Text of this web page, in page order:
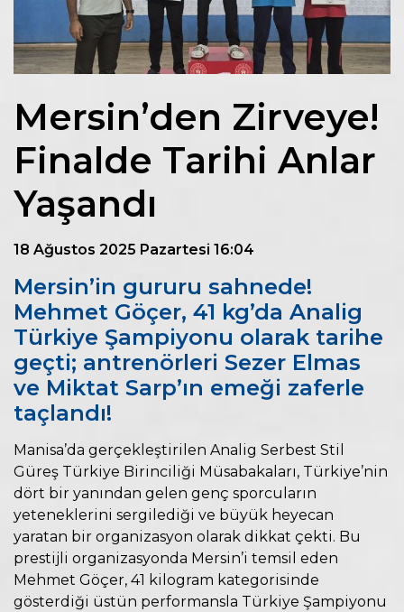
Mersin’den Zirveye!
Finalde Tarihi Anlar
Yaşandı
18 Ağustos 2025 Pazartesi 16:04
Mersin’in gururu sahnede!
Mehmet Göçer, 41 kg’da Analig
Türkiye Şampiyonu olarak tarihe
geçti; antrenörleri Sezer Elmas
ve Miktat Sarp’ın emeği zaferle
taçlandı!
Manisa’da gerçekleştirilen Analig Serbest Stil
Güreş Türkiye Birinciliği Müsabakaları, Türkiye’nin
dört bir yanından gelen genç sporcuların
yeteneklerini sergilediği ve büyük heyecan
yaratan bir organizasyon olarak dikkat çekti. Bu
prestijli organizasyonda Mersin’i temsil eden
Mehmet Göçer, 41 kilogram kategorisinde
gösterdiği üstün performansla Türkiye Şampiyonu